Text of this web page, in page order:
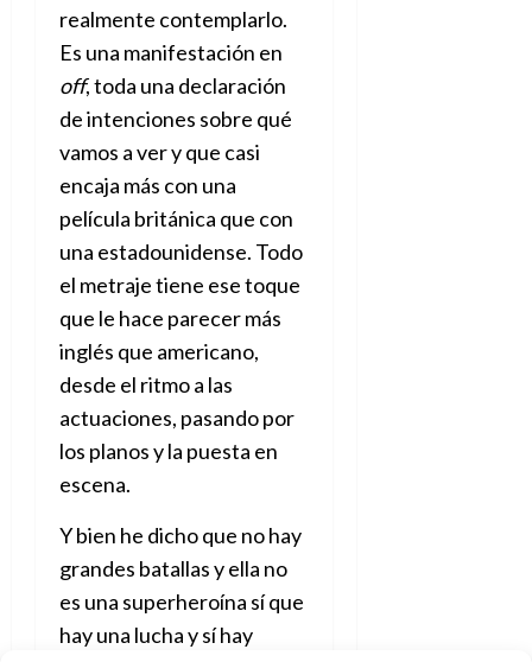
realmente contemplarlo.
Es una manifestación en
off, toda una declaración
de intenciones sobre qué
vamos a ver y que casi
encaja más con una
película británica que con
una estadounidense. Todo
el metraje tiene ese toque
que le hace parecer más
inglés que americano,
desde el ritmo a las
actuaciones, pasando por
los planos y la puesta en
escena.
Y bien he dicho que no hay
grandes batallas y ella no
es una superheroína sí que
hay una lucha y sí hay